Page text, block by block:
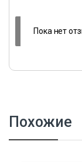
Пока нет
Похожие